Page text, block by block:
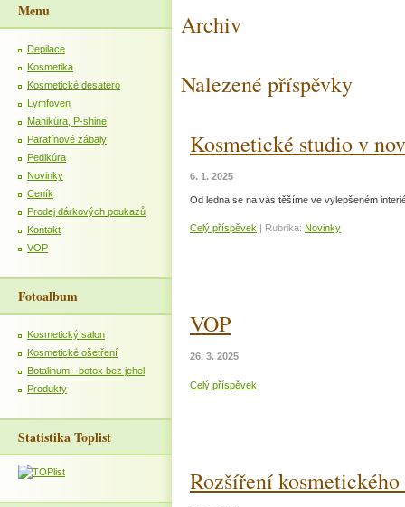
Archiv
Nalezené příspěvky
Kosmetické studio v
6. 1. 2025
Od ledna se na vás těšíme ve vylepšeném
Celý příspěvek | Rubrika: Novinky
VOP
26. 3. 2025
Celý příspěvek
Rozšíření
Menu
Depilace
Kosmetika
Kosmetické desatero
Lymfoven
Manikúra, P-shine
Parafínové zábaly
Pedikúra
Novinky
Ceník
Prodej dárkových poukazů
Kontakt
VOP
Fotoalbum
Kosmetický salon
Kosmetické ošetření
Botalinum - botox bez jehel
Produkty
Statistika Toplist